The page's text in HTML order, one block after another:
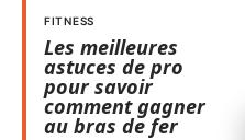
FITNESS
Les meilleures
astuces de pro
pour savoir
comment gagner
au bras de fer